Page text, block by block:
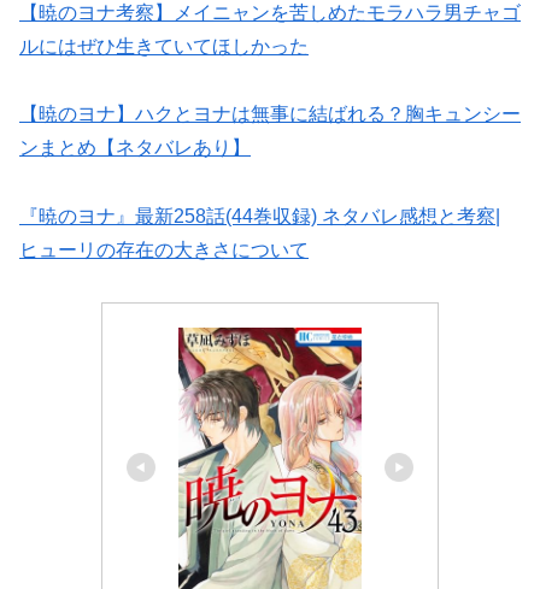
【暁のヨナ考察】メイニャンを苦しめたモラハラ男チャゴ
ルにはぜひ生きていてほしかった
【暁のヨナ】ハクとヨナは無事に結ばれる？胸キュンシー
ンまとめ【ネタバレあり】
『暁のヨナ』最新258話(44巻収録) ネタバレ感想と考察|
ヒューリの存在の大きさについて